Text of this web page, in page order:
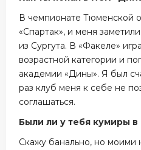
В чемпионате Тюменской
«Спартак», и меня
из Сургута. В «Факеле»
возрастной категории и
академии «Дины». Я был
раз клуб меня к себе не
соглашаться.
Были ли у тебя кумиры
Скажу банально, но